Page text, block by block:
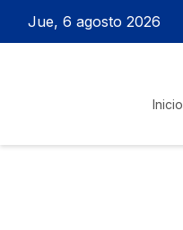
Jue, 6 agosto 2026
Inicio